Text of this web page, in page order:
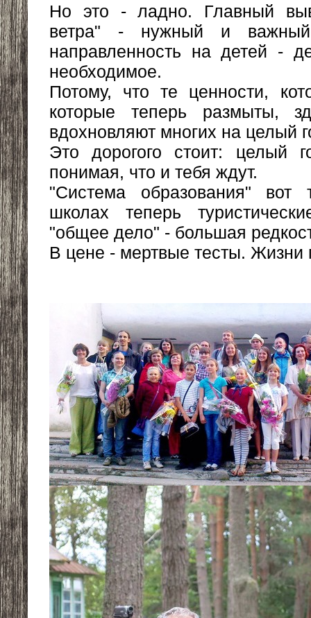
Но это - ладно. Главный
ветра" - нужный и
направленность на детей -
необходимое.
Потому, что те ценности,
которые теперь размыты,
вдохновляют многих на целый
Это дорогого стоит: целый
понимая, что и тебя ждут.
"Система образования" вот
школах теперь
"общее дело" - большая
В цене - мертвые тесты. Жизни